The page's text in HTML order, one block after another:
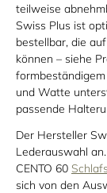
teilweise
Swiss Plus ist
bestellbar, die
können – siehe
und Watte
passende
Der Hersteller
Lederauswahl
CENTO 60
sich von den